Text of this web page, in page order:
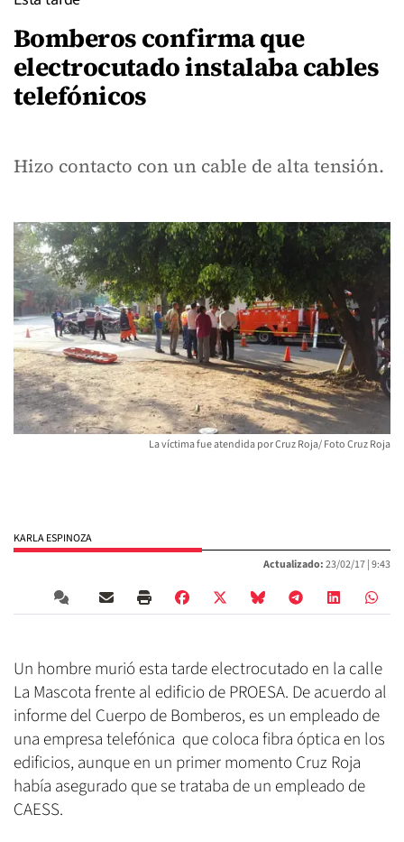
Bomberos confirma que
electrocutado instalaba cables
telefónicos
Hizo contacto con un cable de alta tensión.
La víctima fue atendida por Cruz Roja/ Foto Cruz Roja
KARLA ESPINOZA
Actualizado:23/02/17 |9:43
Un hombre murió esta tarde electrocutado en la calle
La Mascota frente al edificio de PROESA. De acuerdo al
informe del Cuerpo de Bomberos, es un empleado de
una empresa telefónica que coloca fibra óptica en los
edificios, aunque en un primer momento Cruz Roja
había asegurado que se trataba de un empleado de
CAESS.